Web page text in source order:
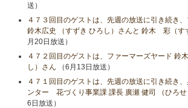
送）
４７３回目のゲストは、先週の放送に引き続き
鈴木広史 （すずき ひろし）さんと 鈴木 彩（す
月20日放送）
４７２回目のゲストは、ファーマーズヤード 鈴
し）さん （6月13日放送）
４７１回目のゲストは、先週の放送に引き続き
ンター 花づくり事業課 課長 廣瀬 健司 （ひろせ
6日放送）